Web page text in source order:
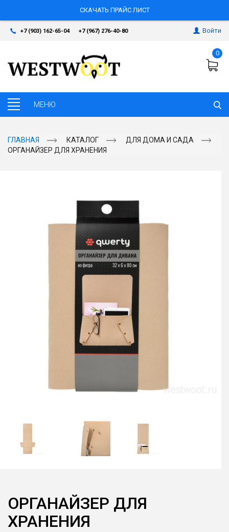
СКАЧАТЬ ПРАЙС ЛИСТ
+7 (903) 162-65-04 +7 (967) 276-40-80 Войти
0
ГЛАВНАЯ КАТАЛОГ
ДЛЯ ДОМА И САДА
ОРГАНАЙЗЕР ДЛЯ ХРАНЕНИЯ
ОРГАНАЙЗЕР ДЛЯ
ХРАНЕНИЯ